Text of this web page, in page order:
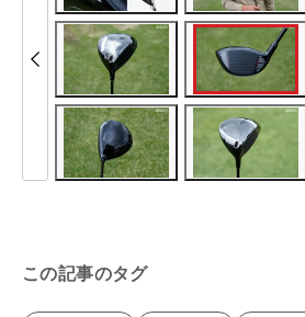
この記事のタグ